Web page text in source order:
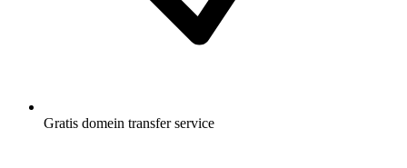
Gratis domein transfer service